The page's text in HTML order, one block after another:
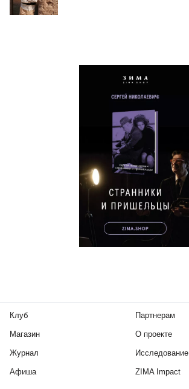
Клуб
Магазин
Журнал
Афиша
Партнерам
О проекте
Исследование
ZIMA Impact